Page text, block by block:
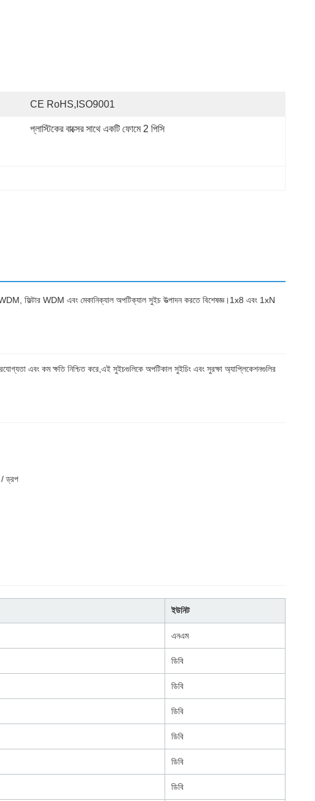
CE RoHS,ISO9001
প্লাস্টিকের বাক্সের সাথে একটি ফোমে 2 পিসি
WDM এবং মেকানিক্যাল অপটিক্যাল সুইচ উত্পাদন করতে বিশেষজ্ঞ।1x8 এবং 1xN
এবং কম ক্ষতি নিশ্চিত করে,এই সুইচগুলিকে অপটিকাল সুইচিং এবং সুরক্ষা অ্যাপ্লিকেশনগুলির
/ ড্রপ
ইউনিট
এনএম
ডিবি
ডিবি
ডিবি
ডিবি
ডিবি
ডিবি